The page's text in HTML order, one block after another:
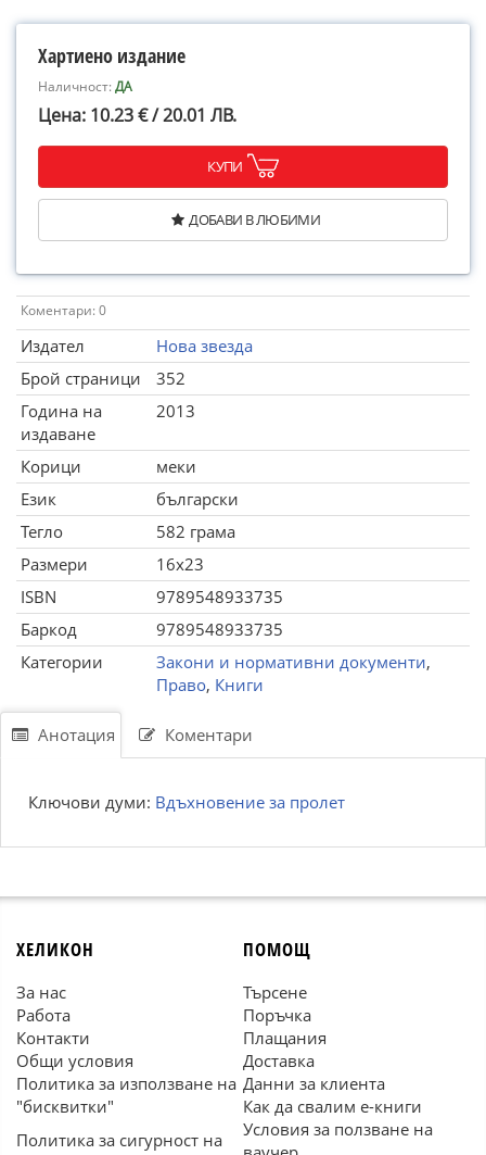
Хартиено издание
Наличност:ДА
Цена: 10.23 € / 20.01 ЛВ.
КУПИ
ДОБАВИ В ЛЮБИМИ
Коментари: 0
Издател
Нова звезда
Брой страници
352
Година на
издаване
2013
Корици
меки
Език
български
Тегло
582 грама
Размери
16x23
ISBN
9789548933735
Баркод
9789548933735
Категории
Закони и нормативни документи,
Право, Книги
Анотация Коментари
Ключови думи: Вдъхновение за пролет
ХЕЛИКОН
За нас
Работа
Контакти
Общи условия
Политика за използване на
"бисквитки"
Политика за сигурност на
ПОМОЩ
Търсене
Поръчка
Плащания
Доставка
Данни за клиента
Как да свалим е-книги
Условия за ползване на